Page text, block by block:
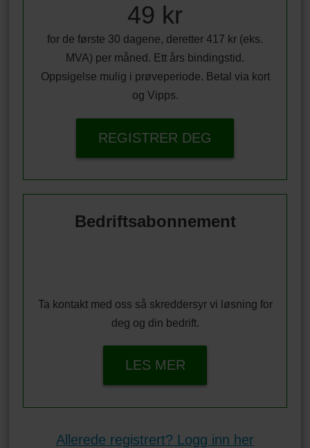
49 kr
for de første 30 dagene, deretter 417 kr (eks.
MVA) per måned. Ett års bindingstid.
Oppsigelse mulig i prøveperiode. Betal via kort
og Vipps.
REGISTRER DEG
Bedriftsabonnement
Ta kontakt med oss så skreddersyr vi løsning for
deg og din bedrift.
LES MER
Allerede registrert? Logg inn her